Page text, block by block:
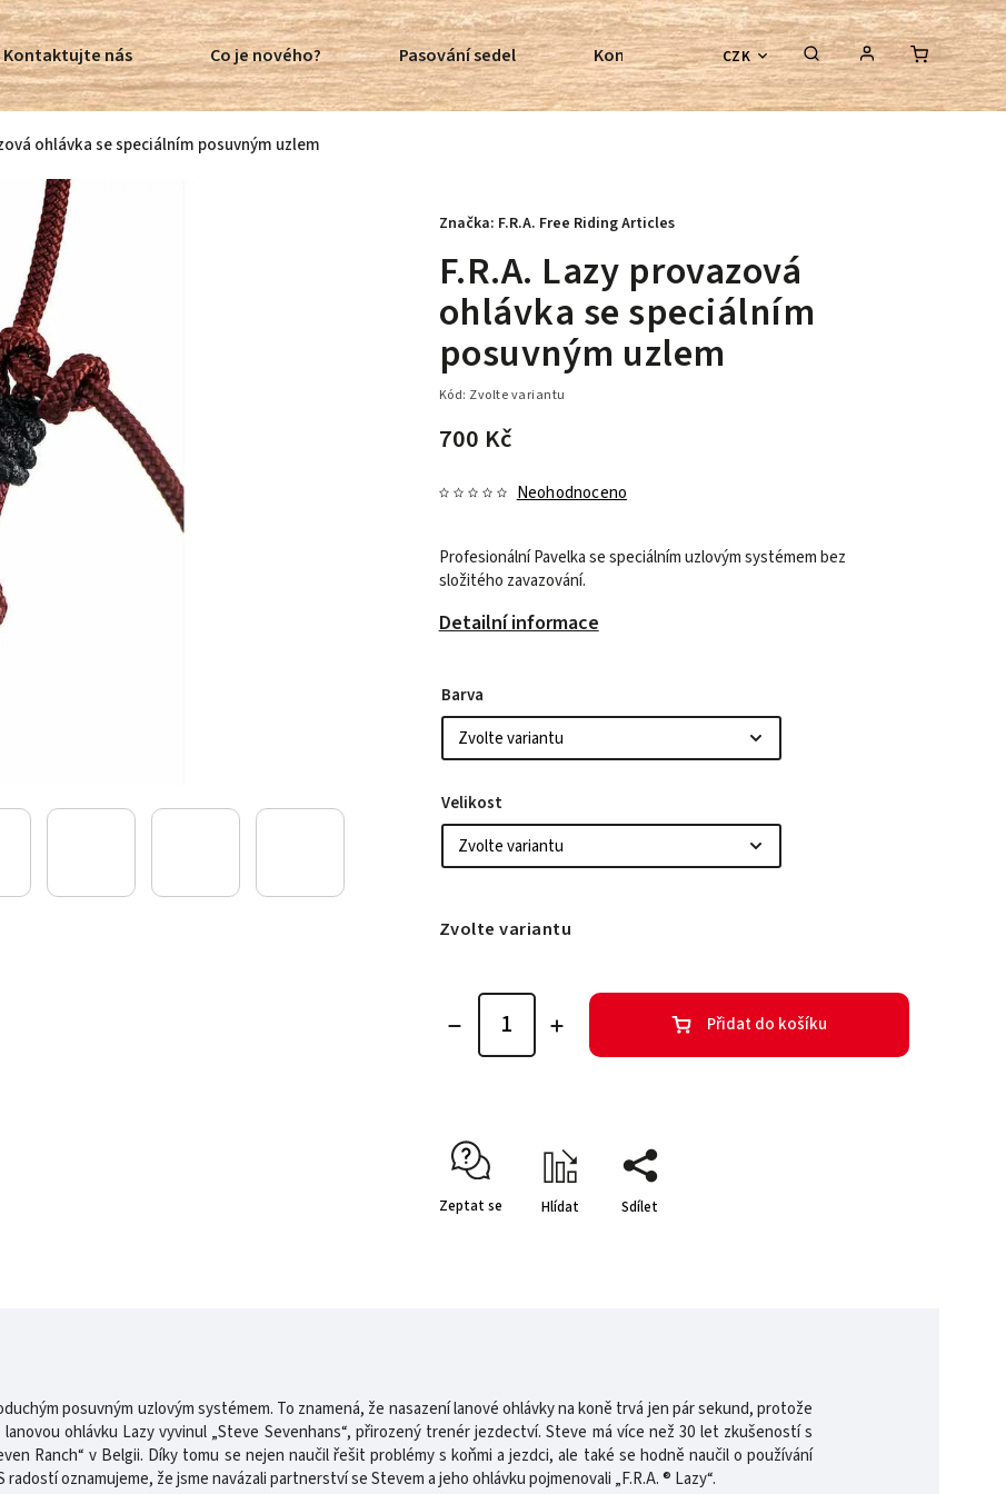
CZK
Kontaktujte nás Co je nového? Pasování sedel Kontroly bezkostrových sedel Poradenství
ohlávka se speciálním posuvným uzlem
F.R.A. Lazy provazová
ohlávka se speciálním
posuvným uzlem
Kód: Zvolte variantu
700 Kč
Neohodnoceno
Profesionální Pavelka se speciálním uzlovým systémem bez
složitého zavazování.
Detailní informace
Značka: F.R.A. Free Riding Articles
Barva
Velikost
Zvolte variantu
Přidat do košíku
Zeptat se Hlídat Sdílet
posuvným uzlovým systémem. To znamená, že nasazení lanové ohlávky na koně trvá jen pár sekund, protože
ohlávku Lazy vyvinul „Steve Sevenhans“, přirozený trenér jezdectví. Steve má více než 30 let zkušeností s
Ranch“ v Belgii. Díky tomu se nejen naučil řešit problémy s koňmi a jezdci, ale také se hodně naučil o používání
oznamujeme, že jsme navázali partnerství se Stevem a jeho ohlávku pojmenovali „F.R.A. ® Lazy“.